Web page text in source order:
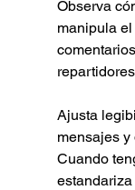
Observa
manipula
Ajusta
mensajes
Cuando